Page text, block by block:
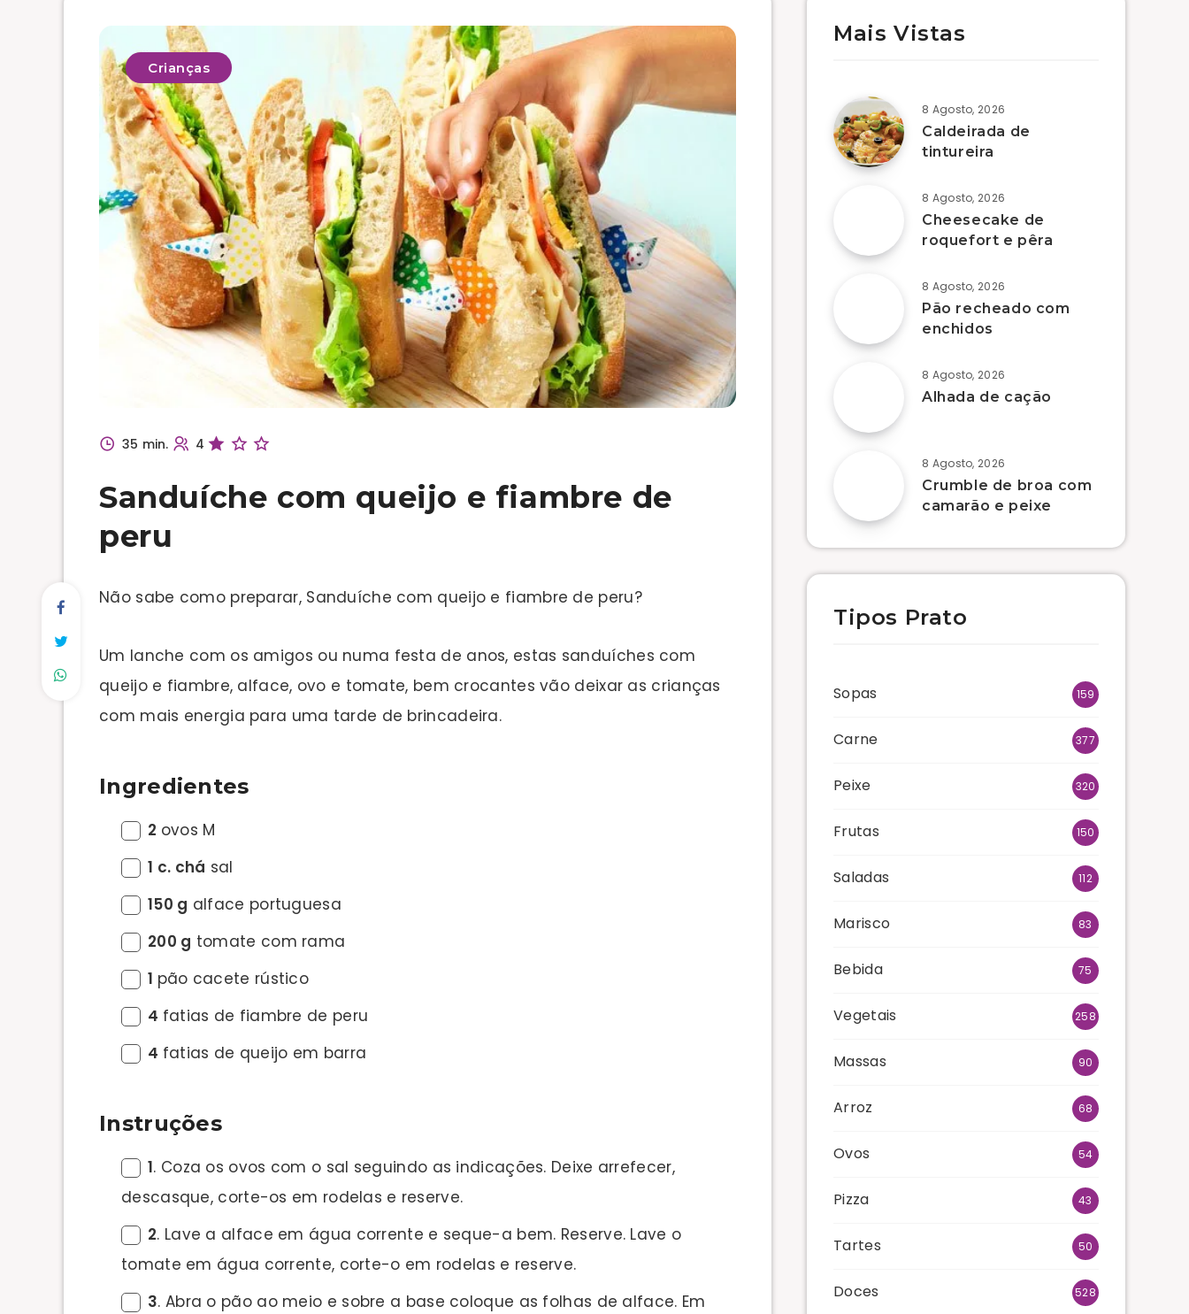
Crianças
35 min. 4
Sanduíche com queijo e fiambre de
peru
Não sabe como preparar, Sanduíche com queijo e fiambre de peru?
Um lanche com os amigos ou numa festa de anos, estas sanduíches com
queijo e fiambre, alface, ovo e tomate, bem crocantes vão deixar as crianças
com mais energia para uma tarde de brincadeira.
Ingredientes
2 ovos M
1 c. chá sal
150 g alface portuguesa
200 g tomate com rama
1 pão cacete rústico
4 fatias de fiambre de peru
4 fatias de queijo em barra
Instruções
1. Coza os ovos com o sal seguindo as indicações. Deixe arrefecer,
descasque, corte-os em rodelas e reserve.
2. Lave a alface em água corrente e seque-a bem. Reserve. Lave o
tomate em água corrente, corte-o em rodelas e reserve.
3. Abra o pão ao meio e sobre a base coloque as folhas de alface. Em
Mais Vistas
8 Agosto, 2026
Caldeirada de
tintureira
8 Agosto, 2026
Cheesecake de
roquefort e pêra
8 Agosto, 2026
Pão recheado com
enchidos
8 Agosto, 2026
Alhada de cação
8 Agosto, 2026
Crumble de broa com
camarão e peixe
Tipos Prato
Sopas 159
Carne 377
Peixe 320
Frutas 150
Saladas 112
Marisco 83
Bebida 75
Vegetais 258
Massas 90
Arroz 68
Ovos 54
Pizza 43
Tartes 50
Doces 528